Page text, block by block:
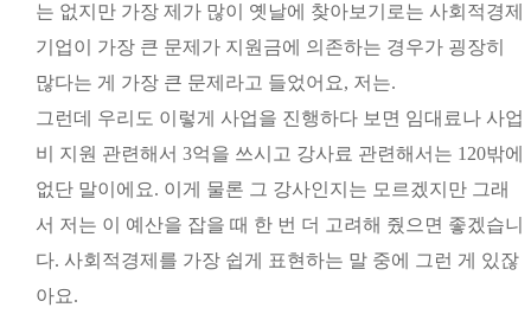
는 없지만 가장 제가 많이 옛날에 찾아보기로는 사회적경제
기업이 가장 큰 문제가 지원금에 의존하는 경우가 굉장히
많다는 게 가장 큰 문제라고 들었어요, 저는.
그런데 우리도 이렇게 사업을 진행하다 보면 임대료나 사업
비 지원 관련해서 3억을 쓰시고 강사료 관련해서는 120밖에
없단 말이에요. 이게 물론 그 강사인지는 모르겠지만 그래
서 저는 이 예산을 잡을 때 한 번 더 고려해 줬으면 좋겠습니
다. 사회적경제를 가장 쉽게 표현하는 말 중에 그런 게 있잖
아요.